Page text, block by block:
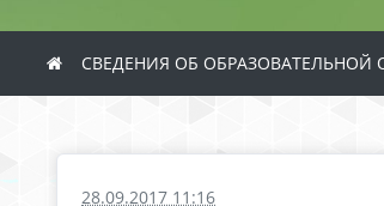
СВЕДЕНИЯ ОБ ОБРАЗОВАТЕЛЬНОЙ
28.09.2017 11:16